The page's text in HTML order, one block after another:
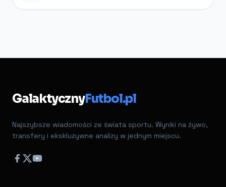
GalaktycznyFutbol.pl
Najszybsze wiadomości ze świata sportu. Wyniki na żywo,
transfery i ekskluzywne analizy w jednym miejscu.